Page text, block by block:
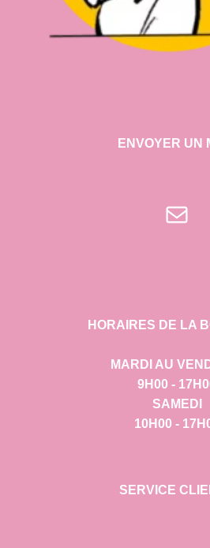
ENVOYER UN
E-mail
HORAIRES DE LA
MARDI AU
9H00 -
SAMEDI
10H00 -
SERVICE